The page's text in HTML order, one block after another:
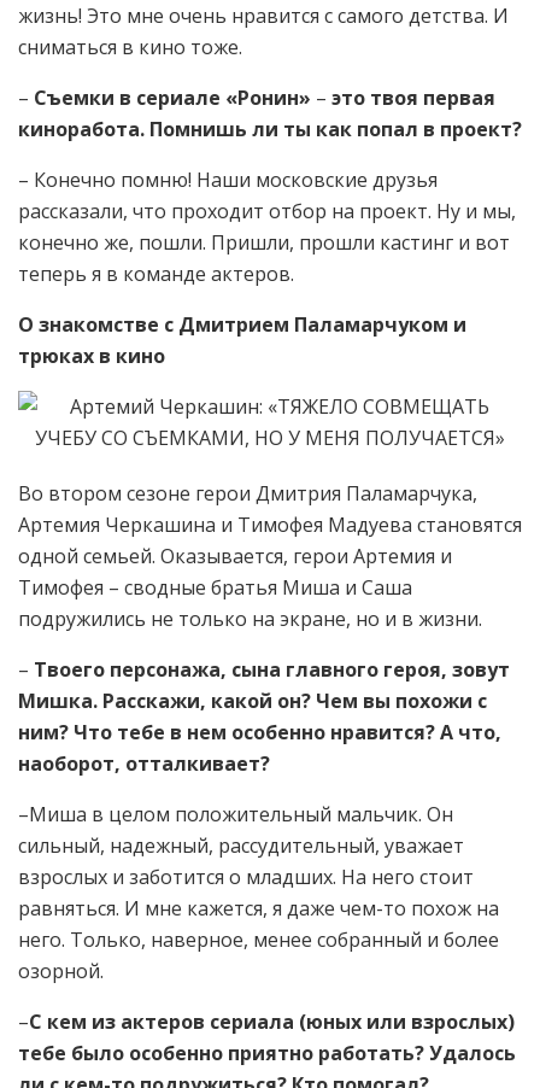
жизнь! Это мне очень нравится с самого детства. И
сниматься в кино тоже.
– Съемки в сериале «Ронин» – это твоя первая
киноработа. Помнишь ли ты как попал в проект?
– Конечно помню! Наши московские друзья
рассказали, что проходит отбор на проект. Ну и мы,
конечно же, пошли. Пришли, прошли кастинг и вот
теперь я в команде актеров.
О знакомстве с Дмитрием Паламарчуком и
трюках в кино
Во втором сезоне герои Дмитрия Паламарчука,
Артемия Черкашина и Тимофея Мадуева становятся
одной семьей. Оказывается, герои Артемия и
Тимофея – сводные братья Миша и Саша
подружились не только на экране, но и в жизни.
– Твоего персонажа, сына главного героя, зовут
Мишка. Расскажи, какой он? Чем вы похожи с
ним? Что тебе в нем особенно нравится? А что,
наоборот, отталкивает?
–Миша в целом положительный мальчик. Он
сильный, надежный, рассудительный, уважает
взрослых и заботится о младших. На него стоит
равняться. И мне кажется, я даже чем-то похож на
него. Только, наверное, менее собранный и более
озорной.
–С кем из актеров сериала (юных или взрослых)
тебе было особенно приятно работать? Удалось